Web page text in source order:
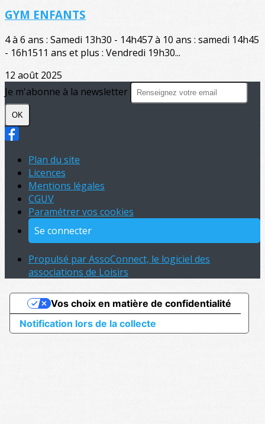
GYM ENFANTS
4 à 6 ans : Samedi 13h30 - 14h457 à 10 ans : samedi 14h45
- 16h1511 ans et plus : Vendredi 19h30...
12 août 2025
Je m'abonne à la newsletter
OK
Plan du site
Licences
Mentions légales
CGUV
Paramétrer vos cookies
Se connecter
Propulsé par AssoConnect, le logiciel des
associations de Loisirs
Notification lors de la collecte
Vos choix en matière de confidentialité